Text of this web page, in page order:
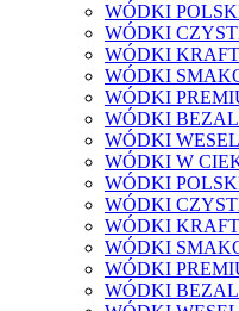
WÓDKI
WÓDKI
WÓDKI
WÓDKI
WÓDKI
WÓDKI
WÓDKI
WÓDKI W
WÓDKI
WÓDKI
WÓDKI
WÓDKI
WÓDKI
WÓDKI